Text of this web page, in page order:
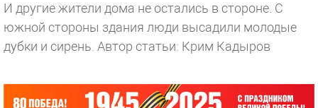
И другие жители дома не остались в стороне. С
южной стороны здания люди высадили молодые
дубки и сирень. Автор статьи: Крим Кадыров